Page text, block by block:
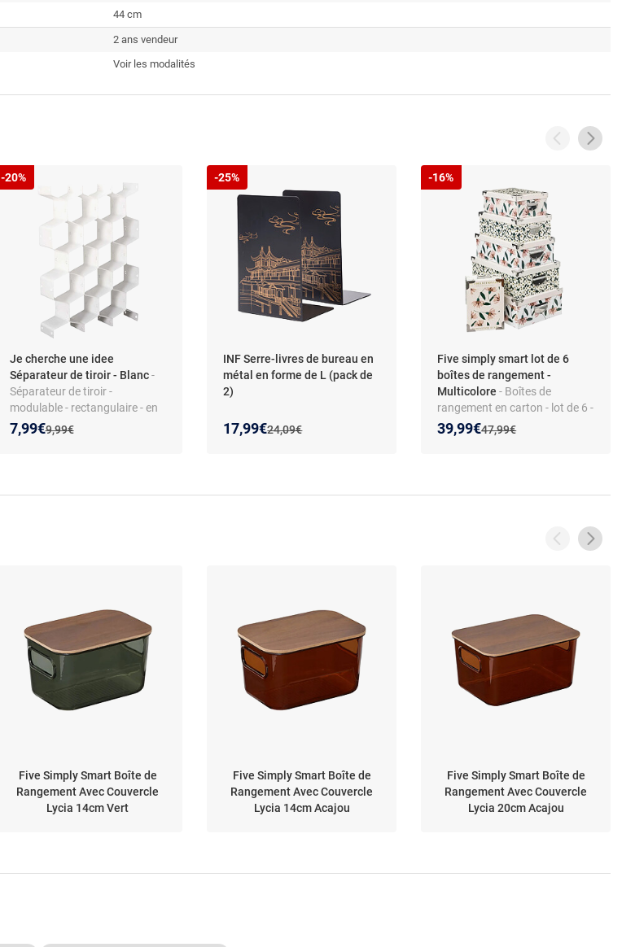
44 cm
2 ans vendeur
Voir les modalités
Je cherche une idee
Séparateur de tiroir - Blanc-
Séparateur de tiroir -
modulable - rectangulaire - en
polypropylèneAncien prix :
9,99€
Nouveau prix :
7,99€
Réduction de :
-20%
INF Serre-livres de bureau en
métal en forme de L (pack de
2)
Ancien prix :
24,09€
Nouveau prix :
17,99€
Réduction de :
-25%
Five simply smart lot de 6
boîtes de rangement -
Multicolore- Boîtes de
rangement en carton - lot de 6 -
forme rectangulaire -
multicolore
Ancien prix :
47,99€
Nouveau prix :
39,99€
Réduction de :
-16%
Five Simply Smart Boîte de
Rangement Avec Couvercle
Lycia 14cm Vert
Five Simply Smart Boîte de
Rangement Avec Couvercle
Lycia 14cm Acajou
Five Simply Smart Boîte de
Rangement Avec Couvercle
Lycia 20cm Acajou